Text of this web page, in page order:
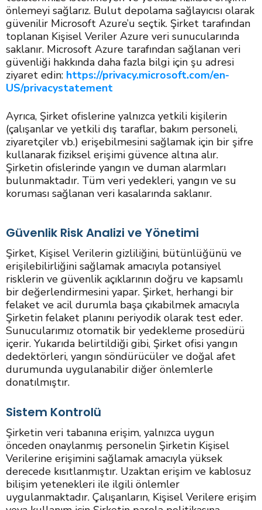
önlemeyi sağlarız. Bulut depolama sağlayıcısı olarak
güvenilir Microsoft Azure’u seçtik. Şirket tarafından
toplanan Kişisel Veriler Azure veri sunucularında
saklanır. Microsoft Azure tarafından sağlanan veri
güvenliği hakkında daha fazla bilgi için şu adresi
ziyaret edin: https://privacy.microsoft.com/en-
US/privacystatement
Ayrıca, Şirket ofislerine yalnızca yetkili kişilerin
(çalışanlar ve yetkili dış taraflar, bakım personeli,
ziyaretçiler vb.) erişebilmesini sağlamak için bir şifre
kullanarak fiziksel erişimi güvence altına alır.
Şirketin ofislerinde yangın ve duman alarmları
bulunmaktadır. Tüm veri yedekleri, yangın ve su
koruması sağlanan veri kasalarında saklanır.
Güvenlik Risk Analizi ve Yönetimi
Şirket, Kişisel Verilerin gizliliğini, bütünlüğünü ve
erişilebilirliğini sağlamak amacıyla potansiyel
risklerin ve güvenlik açıklarının doğru ve kapsamlı
bir değerlendirmesini yapar. Şirket, herhangi bir
felaket ve acil durumla başa çıkabilmek amacıyla
Şirketin felaket planını periyodik olarak test eder.
Sunucularımız otomatik bir yedekleme prosedürü
içerir. Yukarıda belirtildiği gibi, Şirket ofisi yangın
dedektörleri, yangın söndürücüler ve doğal afet
durumunda uygulanabilir diğer önlemlerle
donatılmıştır.
Sistem Kontrolü
Şirketin veri tabanına erişim, yalnızca uygun
önceden onaylanmış personelin Şirketin Kişisel
Verilerine erişimini sağlamak amacıyla yüksek
derecede kısıtlanmıştır. Uzaktan erişim ve kablosuz
bilişim yetenekleri ile ilgili önlemler
uygulanmaktadır. Çalışanların, Kişisel Verilere erişim